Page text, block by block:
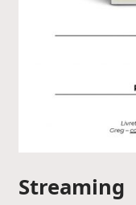
Streaming